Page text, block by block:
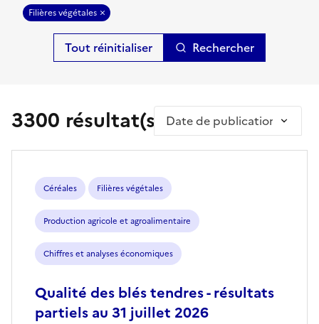
Trier par
Filières végétales
Rechercher
3300 résultat(s)
Céréales Filières végétales
Production agricole et agroalimentaire
Chiffres et analyses économiques
Qualité des blés tendres - résultats
partiels au 31 juillet 2026